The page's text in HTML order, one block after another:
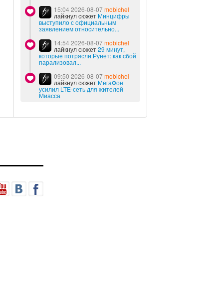
15:04 2026-08-07mobichel
лайкнул сюжет Минцифры
выступило с официальным
заявлением относительно...
14:54 2026-08-07mobichel
лайкнул сюжет29 минут,
которые потрясли Рунет: как сбой
парализовал...
09:50 2026-08-07mobichel
лайкнул сюжет МегаФон
усилил LTE-сеть для жителей
Миасса